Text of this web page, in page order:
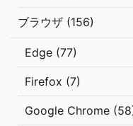
ブラウザ (156)
Edge (77)
Firefox (7)
Google Chrome